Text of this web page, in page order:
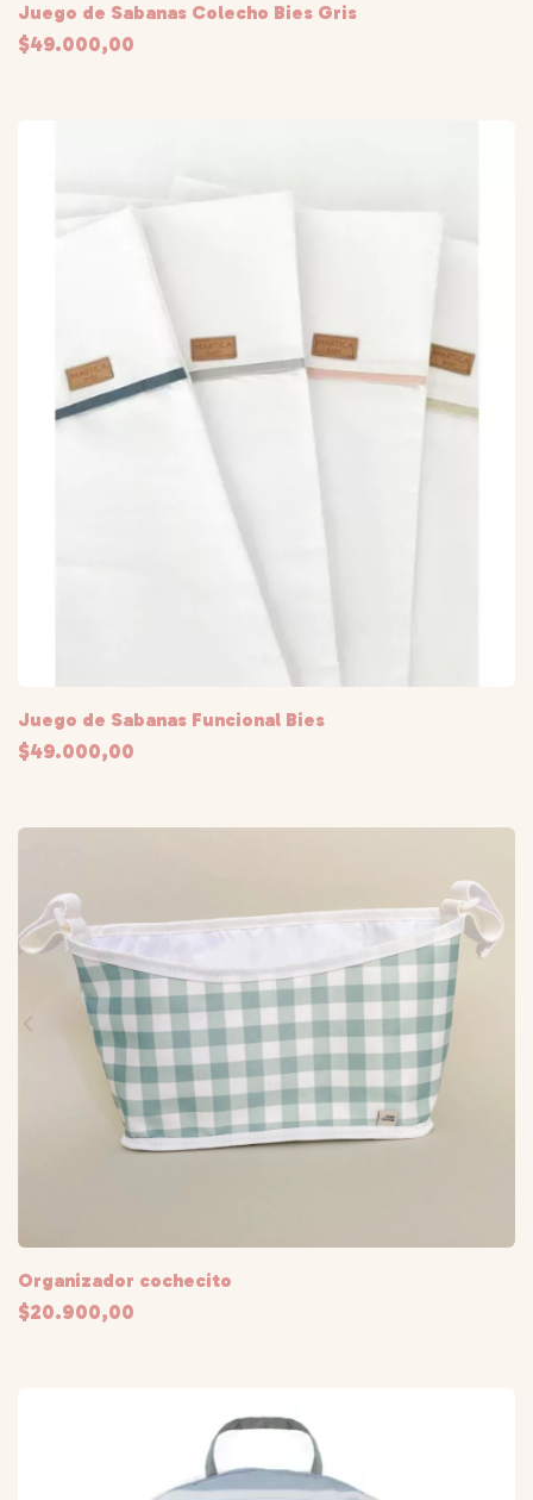
Juego de Sabanas Colecho Bies Gris
$49.000,00
Juego de Sabanas Funcional Bies
$49.000,00
Organizador cochecito
$20.900,00